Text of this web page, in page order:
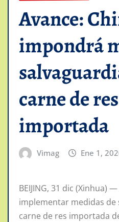
Avance:
impondrá
carne de res
importada
Vimag Ene 1,
BEIJING, 31 dic (Xinhua)
implementar medidas de
carne de res importada